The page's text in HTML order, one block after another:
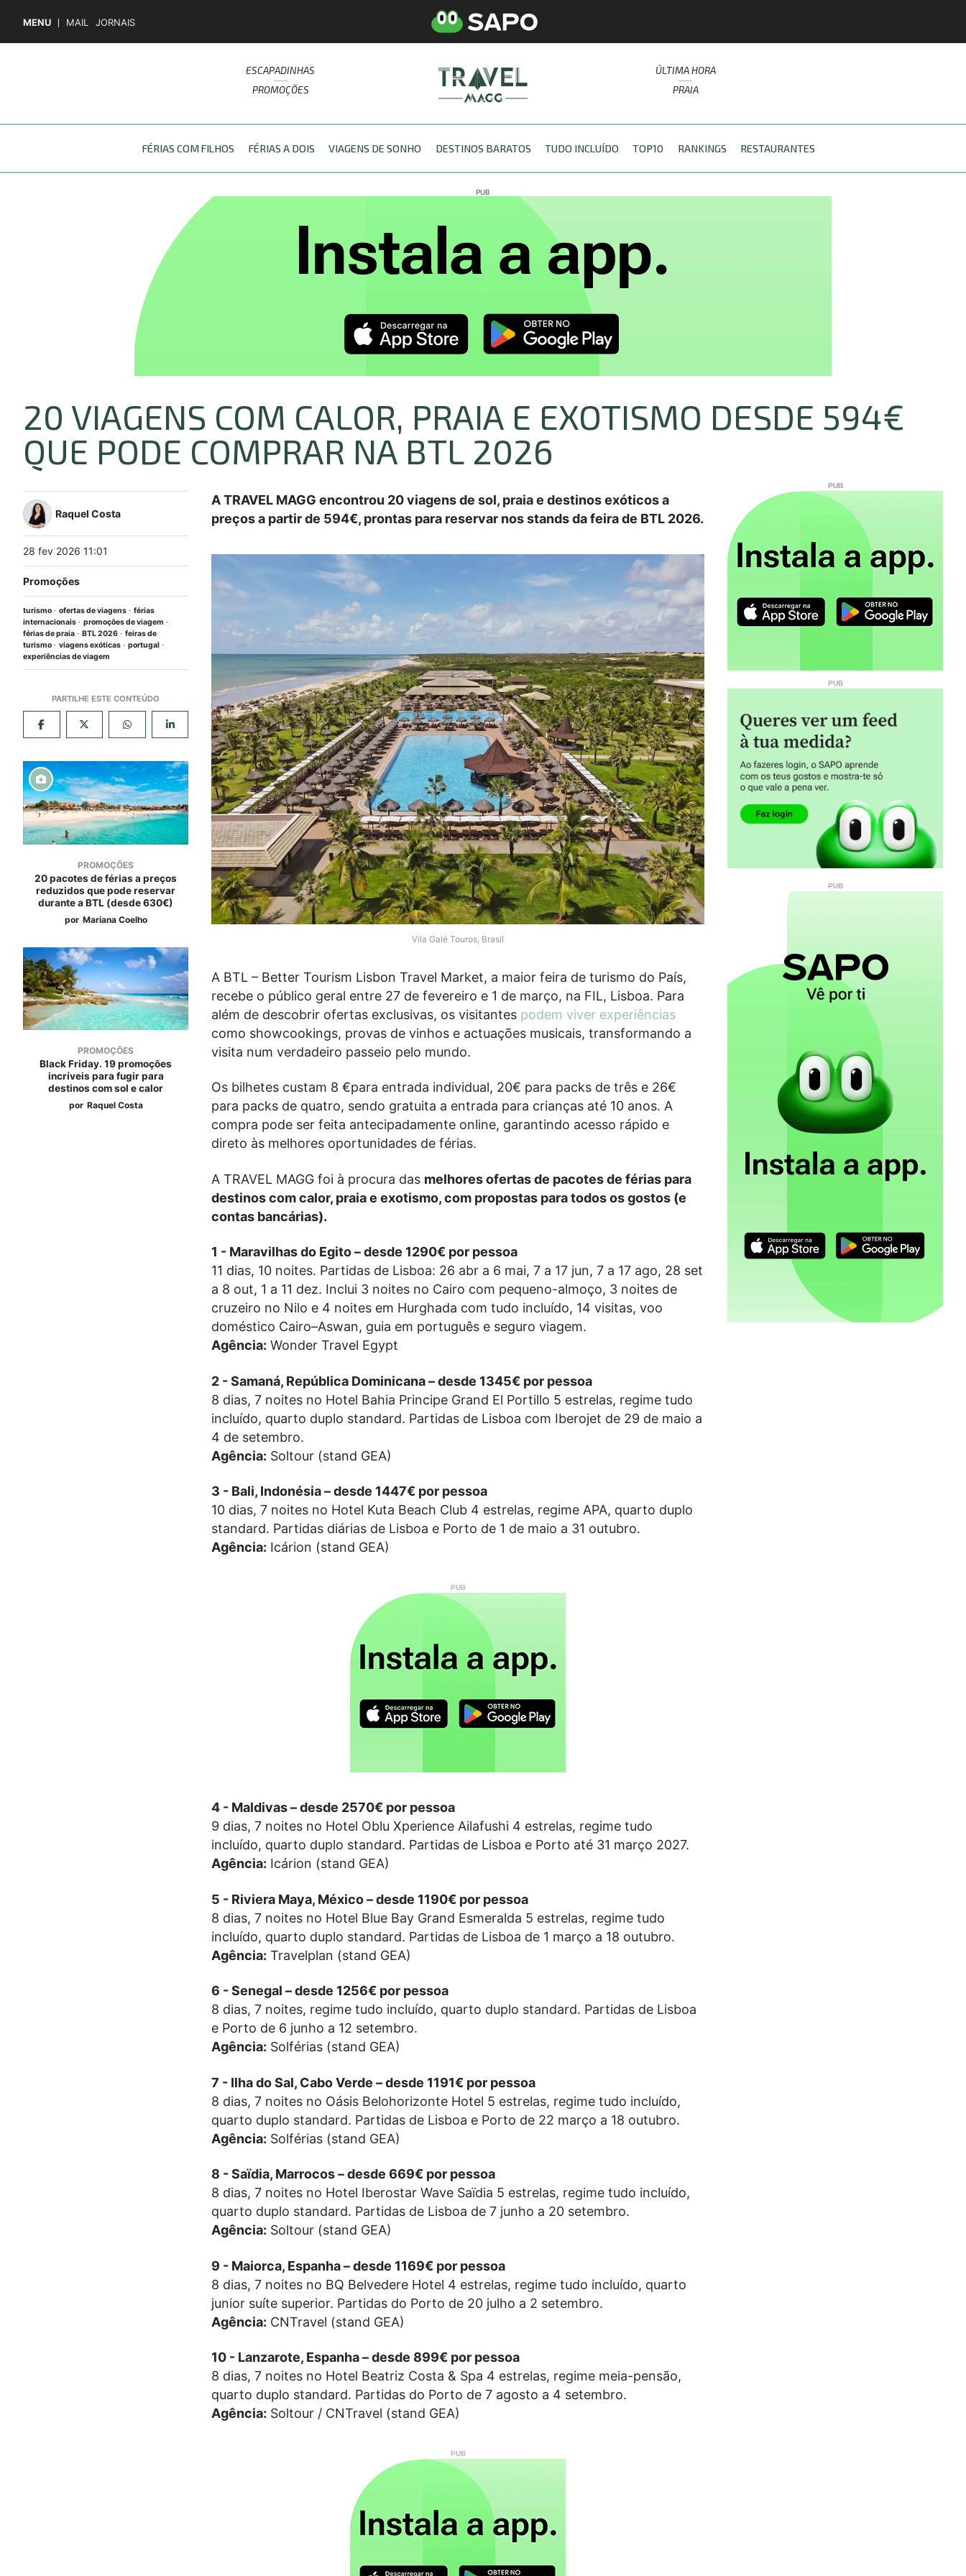
MENU MAIL JORNAIS
ESCAPADINHAS
PROMOÇÕES
ÚLTIMA HORA
PRAIA
FÉRIAS COM FILHOS FÉRIAS A DOIS VIAGENS DE SONHO DESTINOS BARATOS TUDO INCLUÍDO TOP10 RANKINGS RESTAURANTES
20 VIAGENS COM CALOR, PRAIA E EXOTISMO DESDE 594€
QUE PODE COMPRAR NA BTL 2026
Raquel Costa
28 fev 2026 11:01
Promoções
turismo ofertas de viagens
férias
internacionais
promoções de viagem
férias de praia
BTL 2026
feiras de
turismo
viagens exóticas
portugal
experiências de viagem
PROMOÇÕES
20 pacotes de férias a preços
reduzidos que pode reservar
durante a BTL (desde 630€)
por Mariana Coelho
PROMOÇÕES
Black Friday. 19 promoções
incríveis para fugir para
destinos com sol e calor
por Raquel Costa
A TRAVEL MAGG encontrou 20 viagens de sol, praia e destinos exóticos a
preços a partir de 594€, prontas para reservar nos stands da feira de BTL 2026.
Vila Galé Touros, Brasil
A BTL – Better Tourism Lisbon Travel Market, a maior feira de turismo do País,
recebe o público geral entre 27 de fevereiro e 1 de março, na FIL, Lisboa. Para
além de descobrir ofertas exclusivas, os visitantes podem viver experiências
como showcookings, provas de vinhos e actuações musicais, transformando a
visita num verdadeiro passeio pelo mundo.
Os bilhetes custam 8 €para entrada individual, 20€ para packs de três e 26€
para packs de quatro, sendo gratuita a entrada para crianças até 10 anos. A
compra pode ser feita antecipadamente online, garantindo acesso rápido e
direto às melhores oportunidades de férias.
A TRAVEL MAGG foi à procura das melhores ofertas de pacotes de férias para
destinos com calor, praia e exotismo, com propostas para todos os gostos (e
contas bancárias).
1 - Maravilhas do Egito – desde 1290€ por pessoa
11 dias, 10 noites. Partidas de Lisboa: 26 abr a 6 mai, 7 a 17 jun, 7 a 17 ago, 28 set
a 8 out, 1 a 11 dez. Inclui 3 noites no Cairo com pequeno-almoço, 3 noites de
cruzeiro no Nilo e 4 noites em Hurghada com tudo incluído, 14 visitas, voo
doméstico Cairo–Aswan, guia em português e seguro viagem.
Agência: Wonder Travel Egypt
2 - Samaná, República Dominicana – desde 1345€ por pessoa
8 dias, 7 noites no Hotel Bahia Principe Grand El Portillo 5 estrelas, regime tudo
incluído, quarto duplo standard. Partidas de Lisboa com Iberojet de 29 de maio a
4 de setembro.
Agência: Soltour (stand GEA)
3 - Bali, Indonésia – desde 1447€ por pessoa
10 dias, 7 noites no Hotel Kuta Beach Club 4 estrelas, regime APA, quarto duplo
standard. Partidas diárias de Lisboa e Porto de 1 de maio a 31 outubro.
Agência: Icárion (stand GEA)
4 - Maldivas – desde 2570€ por pessoa
9 dias, 7 noites no Hotel Oblu Xperience Ailafushi 4 estrelas, regime tudo
incluído, quarto duplo standard. Partidas de Lisboa e Porto até 31 março 2027.
Agência: Icárion (stand GEA)
5 - Riviera Maya, México – desde 1190€ por pessoa
8 dias, 7 noites no Hotel Blue Bay Grand Esmeralda 5 estrelas, regime tudo
incluído, quarto duplo standard. Partidas de Lisboa de 1 março a 18 outubro.
Agência: Travelplan (stand GEA)
6 - Senegal – desde 1256€ por pessoa
8 dias, 7 noites, regime tudo incluído, quarto duplo standard. Partidas de Lisboa
e Porto de 6 junho a 12 setembro.
Agência: Solférias (stand GEA)
7 - Ilha do Sal, Cabo Verde – desde 1191€ por pessoa
8 dias, 7 noites no Oásis Belohorizonte Hotel 5 estrelas, regime tudo incluído,
quarto duplo standard. Partidas de Lisboa e Porto de 22 março a 18 outubro.
Agência: Solférias (stand GEA)
8 - Saïdia, Marrocos – desde 669€ por pessoa
8 dias, 7 noites no Hotel Iberostar Wave Saïdia 5 estrelas, regime tudo incluído,
quarto duplo standard. Partidas de Lisboa de 7 junho a 20 setembro.
Agência: Soltour (stand GEA)
9 - Maiorca, Espanha – desde 1169€ por pessoa
8 dias, 7 noites no BQ Belvedere Hotel 4 estrelas, regime tudo incluído, quarto
junior suíte superior. Partidas do Porto de 20 julho a 2 setembro.
Agência: CNTravel (stand GEA)
10 - Lanzarote, Espanha – desde 899€ por pessoa
8 dias, 7 noites no Hotel Beatriz Costa & Spa 4 estrelas, regime meia-pensão,
quarto duplo standard. Partidas do Porto de 7 agosto a 4 setembro.
Agência: Soltour / CNTravel (stand GEA)